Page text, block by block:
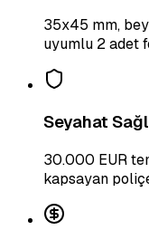
35x45 mm,
uyumlu 2 adet
Seyahat
30.000 EUR
kapsayan